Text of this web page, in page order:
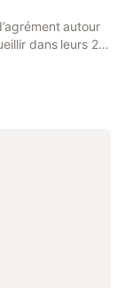
autour
dans leurs 2
à l'étage.
des hôtes. 2 km